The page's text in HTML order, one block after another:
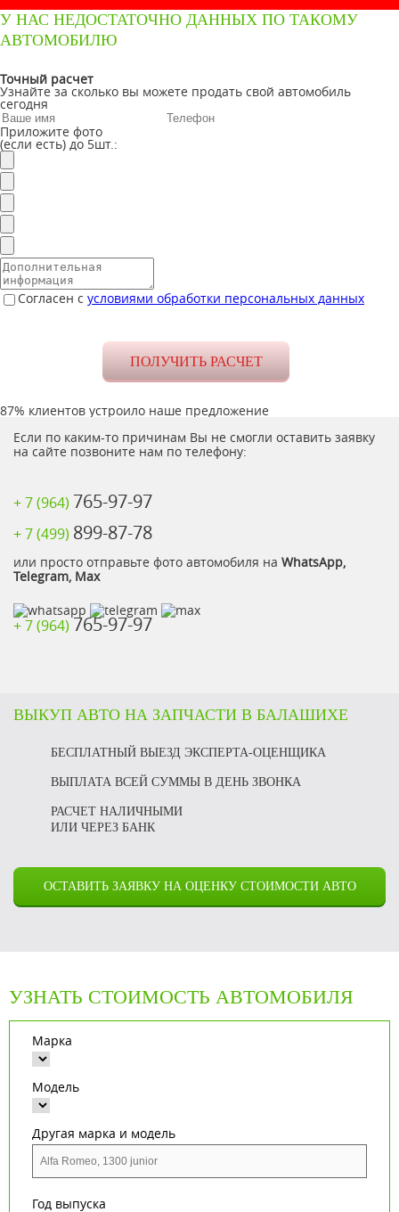
У НАС НЕДОСТАТОЧНО ДАННЫХ ПО ТАКОМУ
АВТОМОБИЛЮ
Точный расчет
Узнайте за сколько вы можете продать свой автомобиль
сегодня
Приложите фото
(если есть) до 5шт.:
Согласен с условиями обработки персональных данных
87% клиентов устроило наше предложение
Если по каким-то причинам Вы не смогли оставить заявку
на сайте позвоните нам по телефону:
+ 7 (964) 765-97-97
+ 7 (499) 899-87-78
или просто отправьте фото автомобиля на WhatsApp,
Telegram, Max
+ 7 (964) 765-97-97
ВЫКУП АВТО НА ЗАПЧАСТИ В БАЛАШИХЕ
БЕСПЛАТНЫЙ ВЫЕЗД ЭКСПЕРТА-ОЦЕНЩИКА
ВЫПЛАТА ВСЕЙ СУММЫ В ДЕНЬ ЗВОНКА
РАСЧЕТ НАЛИЧНЫМИ
ИЛИ ЧЕРЕЗ БАНК
ОСТАВИТЬ ЗАЯВКУ НА ОЦЕНКУ СТОИМОСТИ АВТО
УЗНАТЬ СТОИМОСТЬ АВТОМОБИЛЯ
Марка
Модель
Другая марка и модель
Год выпуска